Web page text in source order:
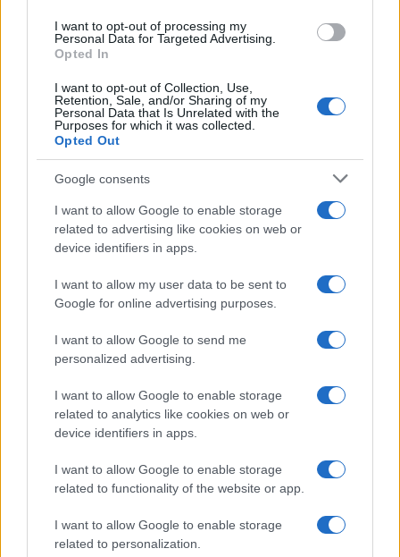
I want to opt-out of processing my
Personal Data for Targeted Advertising.
Opted In
I want to opt-out of Collection, Use,
Retention, Sale, and/or Sharing of my
Personal Data that Is Unrelated with the
Purposes for which it was collected.
Opted Out
Google consents
I want to allow Google to enable storage
related to advertising like cookies on web or
device identifiers in apps.
I want to allow my user data to be sent to
Google for online advertising purposes.
I want to allow Google to send me
personalized advertising.
I want to allow Google to enable storage
related to analytics like cookies on web or
device identifiers in apps.
I want to allow Google to enable storage
related to functionality of the website or app.
I want to allow Google to enable storage
related to personalization.
Continua a leggere